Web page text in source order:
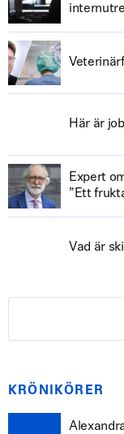
Här är
Expert
”Ett
Vad är
KRÖNIKÖRER